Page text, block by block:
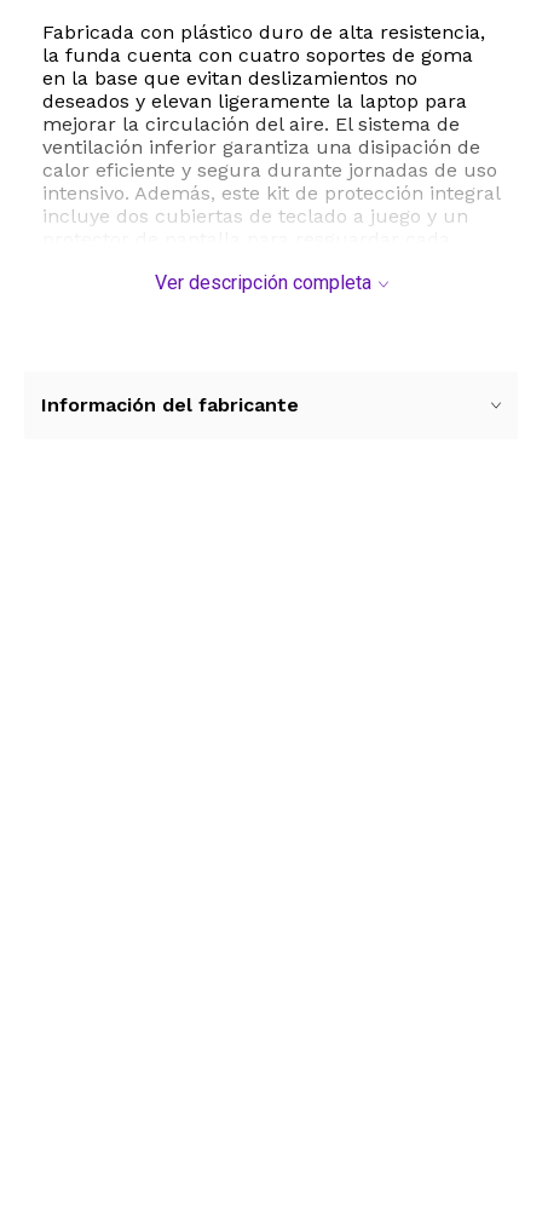
Fabricada con plástico duro de alta resistencia,
la funda cuenta con cuatro soportes de goma
en la base que evitan deslizamientos no
deseados y elevan ligeramente la laptop para
mejorar la circulación del aire. El sistema de
ventilación inferior garantiza una disipación de
calor eficiente y segura durante jornadas de uso
intensivo. Además, este kit de protección integral
incluye dos cubiertas de teclado a juego y un
números de modelo M1 A2337, A2179 y A1932.
Ver descripción completa
Información del fabricante